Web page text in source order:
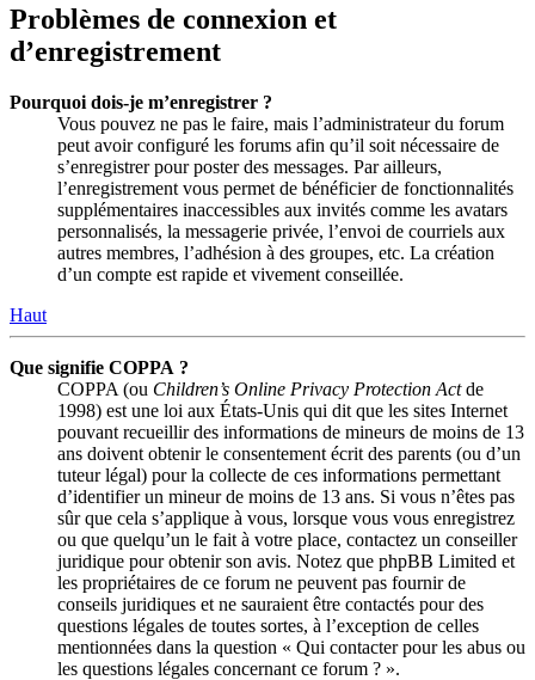
Problèmes de connexion et
d’enregistrement
Pourquoi dois-je m’enregistrer ?
Vous pouvez ne pas le faire, mais l’administrateur du forum
peut avoir configuré les forums afin qu’il soit nécessaire de
s’enregistrer pour poster des messages. Par ailleurs,
l’enregistrement vous permet de bénéficier de fonctionnalités
supplémentaires inaccessibles aux invités comme les avatars
personnalisés, la messagerie privée, l’envoi de courriels aux
autres membres, l’adhésion à des groupes, etc. La création
d’un compte est rapide et vivement conseillée.
Haut
Que signifie COPPA ?
COPPA (ou Children’s Online Privacy Protection Actde
1998) est une loi aux États-Unis qui dit que les sites Internet
pouvant recueillir des informations de mineurs de moins de 13
ans doivent obtenir le consentement écrit des parents (ou d’un
tuteur légal) pour la collecte de ces informations permettant
d’identifier un mineur de moins de 13 ans. Si vous n’êtes pas
sûr que cela s’applique à vous, lorsque vous vous enregistrez
ou que quelqu’un le fait à votre place, contactez un conseiller
juridique pour obtenir son avis. Notez que phpBB Limited et
les propriétaires de ce forum ne peuvent pas fournir de
conseils juridiques et ne sauraient être contactés pour des
questions légales de toutes sortes, à l’exception de celles
mentionnées dans la question « Qui contacter pour les abus ou
les questions légales concernant ce forum ? ».